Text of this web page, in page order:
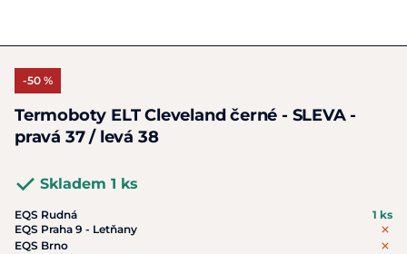
-50 %
Termoboty ELT Cleveland černé - SLEVA -
pravá 37 / levá 38
Skladem 1 ks
EQS Rudná
1 ks
EQS Praha 9 - Letňany
EQS Brno